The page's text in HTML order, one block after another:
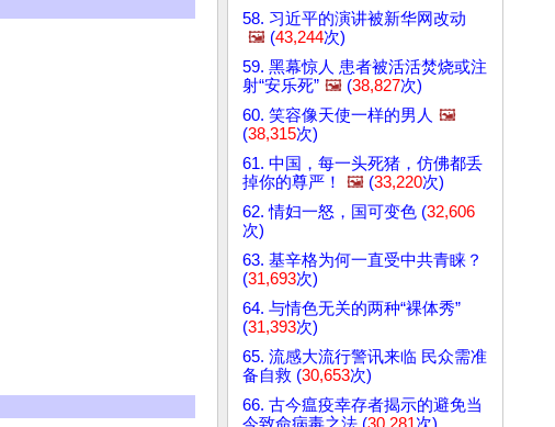
58. 习近平的演讲被新华网改动
🖼️ (43,244次)
59. 黑幕惊人 患者被活活焚烧或注
射“安乐死” 🖼️ (38,827次)
60. 笑容像天使一样的男人 🖼️
(38,315次)
61. 中国，每一头死猪，仿佛都丢
掉你的尊严！
🖼️ (33,220次)
62. 情妇一怒，国可变色 (32,606
次)
63. 基辛格为何一直受中共青睐？
(31,693次)
64. 与情色无关的两种“裸体秀”
(31,393次)
65. 流感大流行警讯来临 民众需准
备自救 (30,653次)
66. 古今瘟疫幸存者揭示的避免当
今致命病毒之法 (30,281次)